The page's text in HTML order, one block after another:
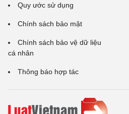
Quy ước sử dụng
Chính sách bảo mật
Chính sách bảo vệ dữ liệu
cá nhân
Thông báo hợp tác